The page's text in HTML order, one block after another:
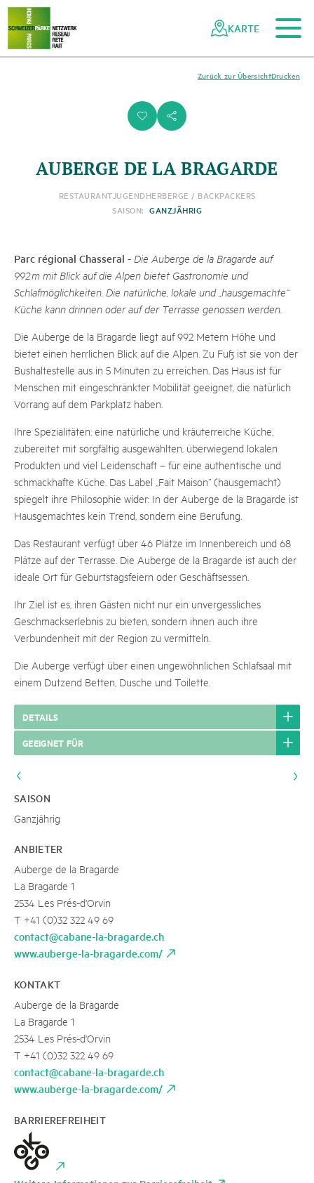
Navigieren
Netzwerk
Schweizer
Schnellnavigation
Zum Hauptinhalt
Zur mobilen Navigation
Zur Suche
Zum Fussbereich
Zur Sitemap
KARTE
i s
Drucken
Zurück zur Übersicht
AUBERGE DE LA BRAGARDE
RESTAURANTJUGENDHERBERGE / BACKPACKERS
SAISON: GANZJÄHRIG
Parc régional Chasseral - Die Auberge de la Bragarde auf
992 m mit Blick auf die Alpen bietet Gastronomie und
Schlafmöglichkeiten. Die natürliche, lokale und „hausgemachte“
Küche kann drinnen oder auf der Terrasse genossen werden.
Die Auberge de la Bragarde liegt auf 992 Metern Höhe und
bietet einen herrlichen Blick auf die Alpen. Zu Fuß ist sie von der
Bushaltestelle aus in 5 Minuten zu erreichen. Das Haus ist für
Menschen mit eingeschränkter Mobilität geeignet, die natürlich
Vorrang auf dem Parkplatz haben.
Ihre Spezialitäten: eine natürliche und kräuterreiche Küche,
zubereitet mit sorgfältig ausgewählten, überwiegend lokalen
Produkten und viel Leidenschaft – für eine authentische und
schmackhafte Küche. Das Label „Fait Maison” (hausgemacht)
spiegelt ihre Philosophie wider: In der Auberge de la Bragarde ist
Hausgemachtes kein Trend, sondern eine Berufung.
Das Restaurant verfügt über 46 Plätze im Innenbereich und 68
Plätze auf der Terrasse. Die Auberge de la Bragarde ist auch der
ideale Ort für Geburtstagsfeiern oder Geschäftsessen.
Ihr Ziel ist es, ihren Gästen nicht nur ein unvergessliches
Geschmackserlebnis zu bieten, sondern ihnen auch ihre
Verbundenheit mit der Region zu vermitteln.
Die Auberge verfügt über einen ungewöhnlichen Schlafsaal mit
einem Dutzend Betten, Dusche und Toilette.
DETAILS
GEEIGNET FÜR
SAISON
Ganzjährig
ANBIETER
Auberge de la Bragarde
La Bragarde 1
2534 Les Prés-d'Orvin
T +41 (0)32 322 49 69
contact@cabane-la-bragarde.ch
www.auberge-la-bragarde.com/
KONTAKT
Auberge de la Bragarde
La Bragarde 1
2534 Les Prés-d'Orvin
T +41 (0)32 322 49 69
contact@cabane-la-bragarde.ch
www.auberge-la-bragarde.com/
BARRIEREFREIHEIT